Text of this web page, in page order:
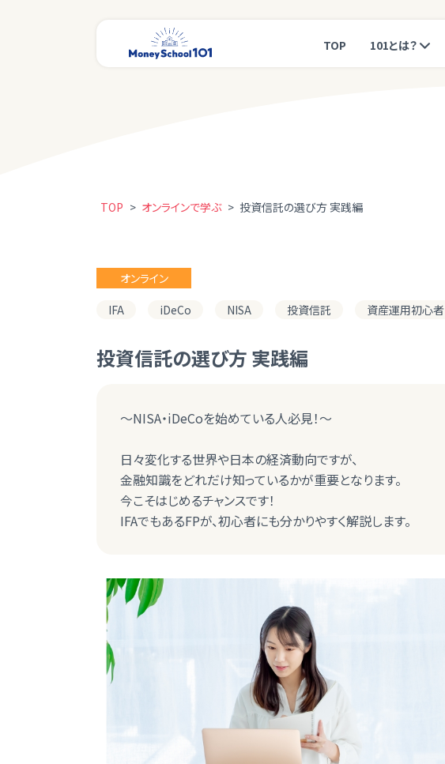
TOP 101とは？
TOP > オンラインで学ぶ > 投資信託の選び方 実践編
オンライン
IFA
iDeCo NISA 投資信託 資産運用初心者
投資信託の選び方 実践編
～NISA・iDeCoを始めている人必見！～
日々変化する世界や日本の経済動向ですが、
金融知識をどれだけ知っているかが重要となります。
今こそはじめるチャンスです！
IFAでもあるFPが、初心者にも分かりやすく解説します。